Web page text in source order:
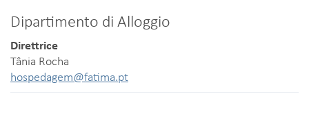
Dipartimento di Alloggio
Direttrice
Tânia Rocha
hospedagem@fatima.pt